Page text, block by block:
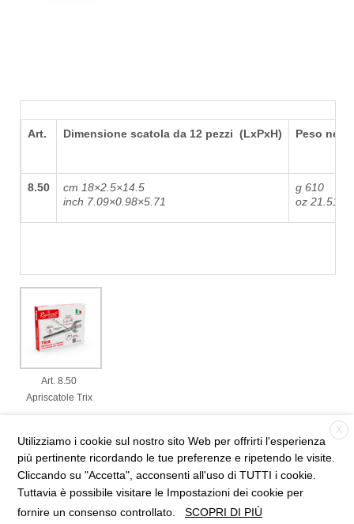
Art. Dimensione scatola da 12 pezzi (LxPxH) Peso
8.50
cm 18×2.5×14.5
inch 7.09×0.98×5.71
g 610
oz 21.51
Art. 8.50
Apriscatole Trix
X
Utilizziamo i cookie sul nostro sito Web per offrirti l'esperienza
più pertinente ricordando le tue preferenze e ripetendo le visite.
Cliccando su "Accetta", acconsenti all'uso di TUTTI i cookie.
Tuttavia è possibile visitare le Impostazioni dei cookie per
fornire un consenso controllato.
SCOPRI DI PIÙ